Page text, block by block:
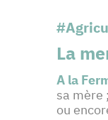
La
A la
sa mère
ou